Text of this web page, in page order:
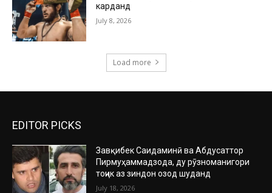
карданд
July 8, 2026
Load more
EDITOR PICKS
Завқибек Саидаминӣ ва Абдусаттор
Пирмуҳаммадзода, ду рӯзноманигори
тоҷик аз зиндон озод шуданд
July 18, 2026